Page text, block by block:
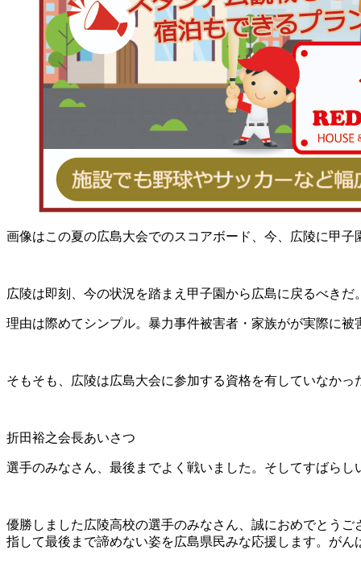
画像はこの夏の広島大会でのスコアボード、今、広陵に甲
広陵は即刻、今の状況を踏まえ甲子園から広島に戻るべきだ
理由は際めてシンプル。暴力事件被害者・家族がが実際に
そもそも、広陵は広島大会に参加する資格を有していなか
折田裕之会長あいさつ
選手のみなさん、最後までよく戦いました。そしてすばら
優勝しました広陵高校の選手のみなさん、誠におめでとう
指して最後まで諦めない姿を広島県民みな応援します。がん